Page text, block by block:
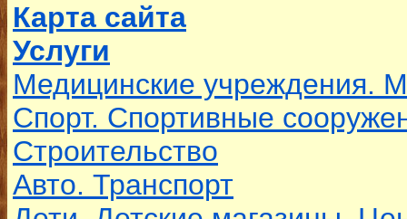
Карта сайта
Услуги
Медицинские учреждения.
Спорт. Спортивные
Строительство
Авто. Транспорт